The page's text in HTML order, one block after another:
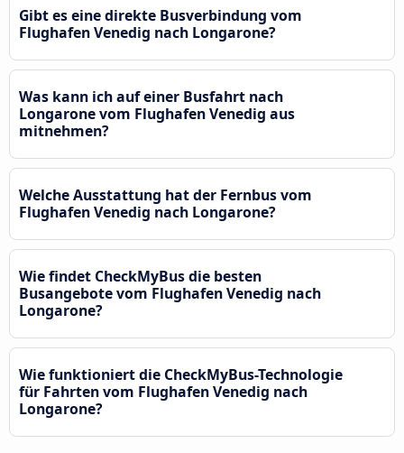
Gibt es eine direkte Busverbindung vom
Flughafen Venedig nach Longarone?
Was kann ich auf einer Busfahrt nach
Longarone vom Flughafen Venedig aus
mitnehmen?
Welche Ausstattung hat der Fernbus vom
Flughafen Venedig nach Longarone?
Wie findet CheckMyBus die besten
Busangebote vom Flughafen Venedig nach
Longarone?
Wie funktioniert die CheckMyBus-Technologie
für Fahrten vom Flughafen Venedig nach
Longarone?